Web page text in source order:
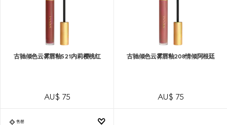
古驰倾色云雾唇釉521内莉樱桃红
AU$ 75
古驰倾色云雾唇釉208情倾阿根廷
AU$ 75
售罄